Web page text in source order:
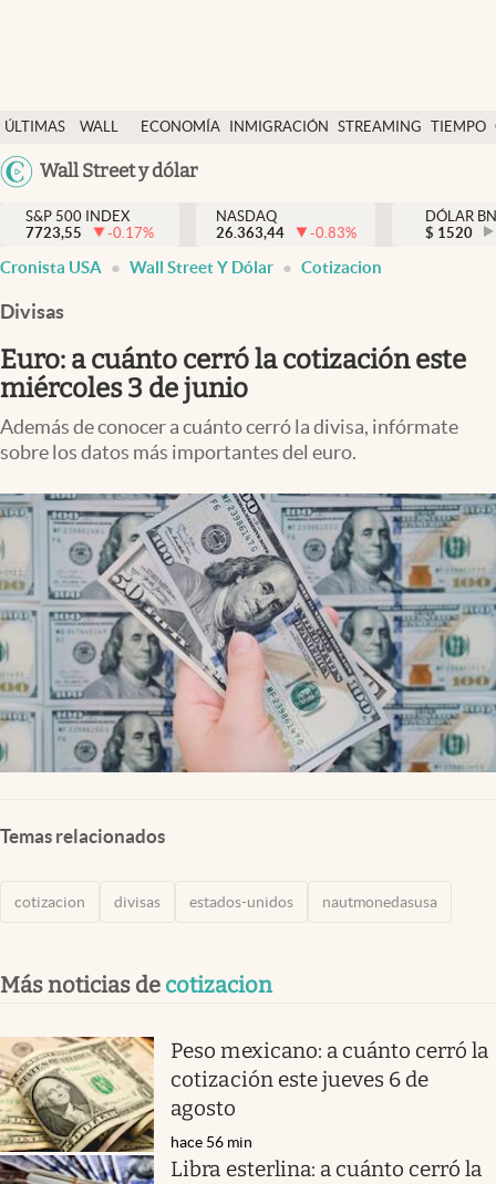
ÚLTIMAS
NOTICIAS
WALL
DÓLAR
ECONOMÍA INMIGRACIÓN STREAMING TIEMPO
México
Wall Street y dólar
Finanzas y economía
Wall Street y dólar
Inmigración
Espiritual
Streaming
Lifestyle
USA
S&P 500 INDEX
7723,55
-0.17%
NASDAQ
26.363,44
-0.83%
DÓLAR
$ 1520
Cronista USA Wall Street Y Dólar Cotizacion
Divisas
Euro: a cuánto cerró la cotización este
miércoles 3 de junio
Además de conocer a cuánto cerró la divisa, infórmate
sobre los datos más importantes del euro.
Temas relacionados
cotizacion divisas estados-unidos nautmonedasusa
Más noticias de cotizacion
Peso mexicano: a cuánto cerró la
cotización este jueves 6 de
agosto
hace 56 min
Libra esterlina: a cuánto cerró la